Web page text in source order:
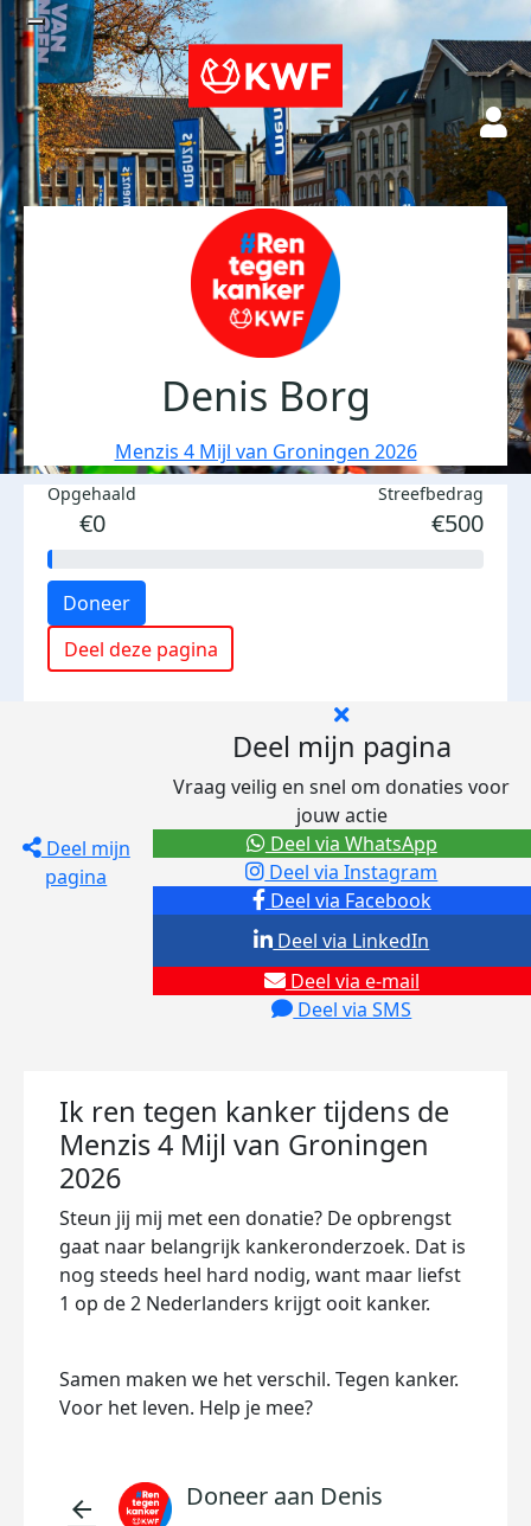
Denis Borg
Menzis 4 Mijl van Groningen 2026
Opgehaald
€0
Streefbedrag
€500
Doneer
Deel deze pagina
Deel mijn
pagina
Deel mijn pagina
Vraag veilig en snel om donaties voor
jouw actie
Deel via Facebook
Deel via Instagram
Deel via e-mail
Deel via SMS
Deel via LinkedIn
Deel via WhatsApp
Ik ren tegen kanker tijdens de
Menzis 4 Mijl van Groningen
2026
Steun jij mij met een donatie? De opbrengst
gaat naar belangrijk kankeronderzoek. Dat is
nog steeds heel hard nodig, want maar liefst
1 op de 2 Nederlanders krijgt ooit kanker.
Samen maken we het verschil. Tegen kanker.
Voor het leven. Help je mee?
arrow_back Doneer aan Denis